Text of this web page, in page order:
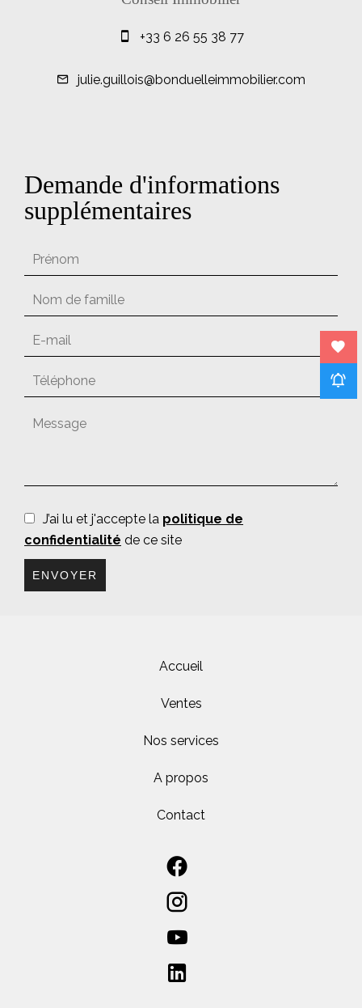
+33 6 26 55 38 77
julie.guillois@bonduelleimmobilier.com
Demande d'informations
supplémentaires
J’ai lu et j'accepte la politique de
confidentialité de ce site
ENVOYER
Accueil
Ventes
Nos services
A propos
Contact